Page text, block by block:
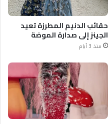
حقائب الدنيم المطرزة تعيد
الجينز إلى صدارة الموضة
منذ 3 أيام